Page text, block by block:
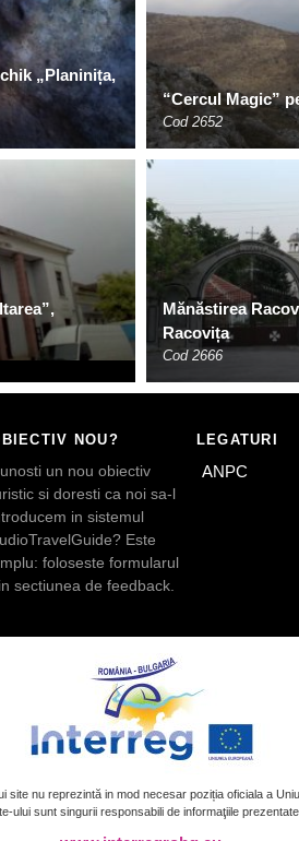
„Planinița,
“Cercul Magic”
Cod 2652
Mănăstirea
Racovița
Cod 2666
NOU?
un nou obiectiv
si doresti ca noi sa-l
in sistemul
Este
foloseste formularul
sectiunea de feedback.
LEGATURI
ANPC
site nu reprezintă in mod necesar poziția oficiala a
ului sunt singurii responsabili de informaţiile